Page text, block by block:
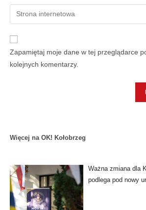
Zapamiętaj moje dane w tej przeglądarce
kolejnych komentarzy.
Więcej na OK! Kołobrzeg
Ważna zmiana dla
podlega pod nowy